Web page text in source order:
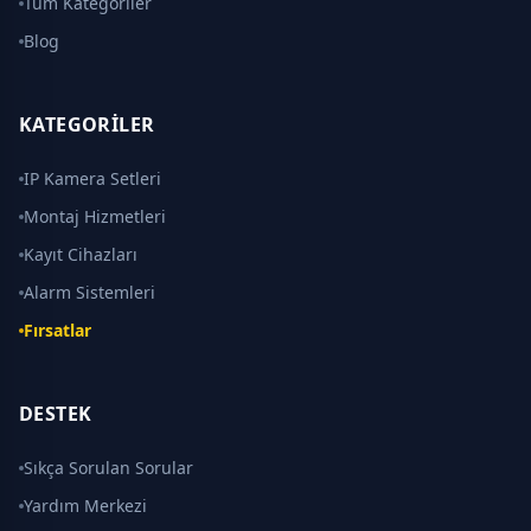
Blog
KATEGORILER
IP Kamera Setleri
Montaj Hizmetleri
Kayıt Cihazları
Alarm Sistemleri
Fırsatlar
DESTEK
Sıkça Sorulan Sorular
Yardım Merkezi